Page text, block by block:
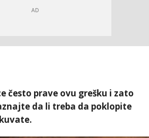
često prave ovu grešku i zato
da li treba da poklopite